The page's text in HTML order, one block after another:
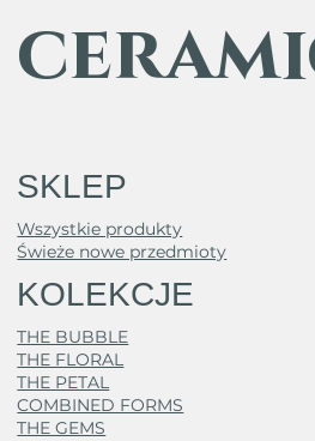
SKLEP
Wszystkie produkty
Świeże nowe przedmioty
KOLEKCJE
THE BUBBLE
THE FLORAL
THE PETAL
COMBINED FORMS
THE GEMS